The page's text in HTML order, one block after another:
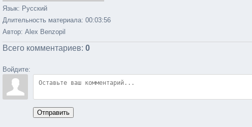
Язык: Русский
Длительность материала: 00:03:56
Автор: Alex Benzopil
Всего комментариев: 0
Войдите:
Отправить